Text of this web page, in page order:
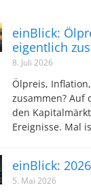
einBlick:
eigentlich
8. Juli 2026
Ölpreis,
zusammen? Auf
den
Ereignisse. Mal
einBlick:
5. Mai 2026